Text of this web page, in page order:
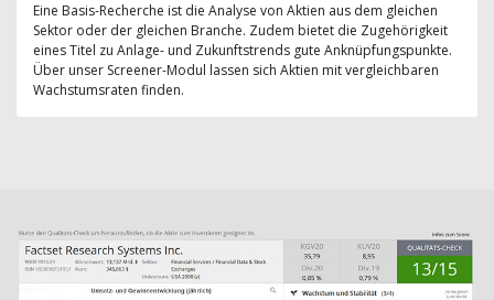
Eine Basis-Recherche ist die Analyse von Aktien aus dem gleichen
Sektor oder der gleichen Branche. Zudem bietet die Zugehörigkeit
eines Titel zu Anlage- und Zukunftstrends gute Anknüpfungspunkte.
Über unser Screener-Modul lassen sich Aktien mit vergleichbaren
Wachstumsraten finden.